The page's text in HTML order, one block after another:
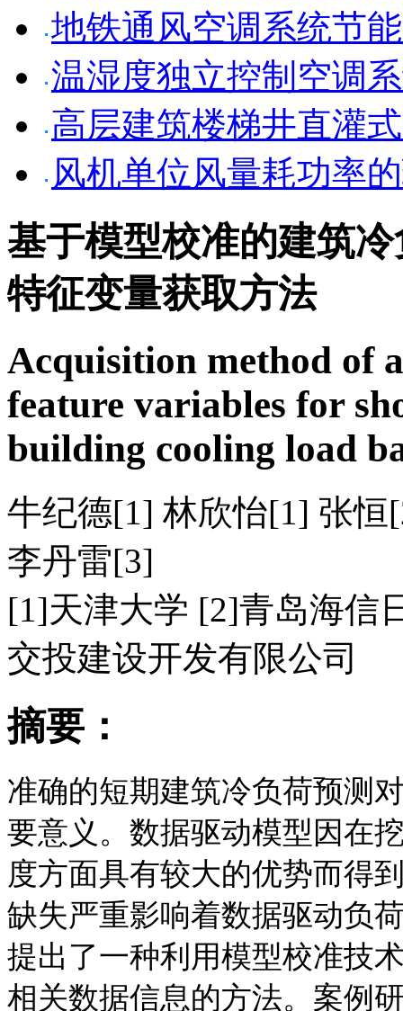
地铁通风空调系统节
温湿度独立控制空调
高层建筑楼梯井直灌
风机单位风量耗功率
基于模型校准的建筑
特征变量获取方法
Acquisition method of
feature variables for
building cooling load
牛纪德[1] 林欣怡[1] 张
李丹雷[3]
[1]天津大学 [2]青岛海信
交投建设开发有限公司
摘要：
准确的短期建筑冷负荷预测
要意义。数据驱动模型因在
度方面具有较大的优势而得
缺失严重影响着数据驱动负
提出了一种利用模型校准技
相关数据信息的方法。案例